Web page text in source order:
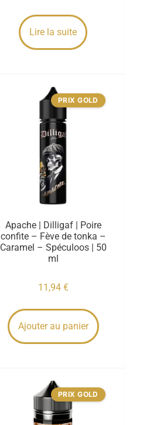
Lire la suite
PRIX GOLD
Apache | Dilligaf | Poire
confite – Fève de tonka –
Caramel – Spéculoos | 50
ml
11,94 €
Ajouter au panier
PRIX GOLD